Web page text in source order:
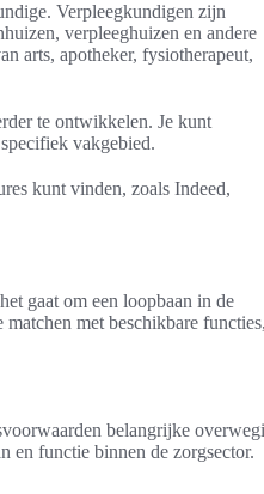
Verpleegkundigen zijn
verpleeghuizen en andere
arts, apotheker, fysiotherapeut,
te ontwikkelen. Je kunt
vakgebied.
kunt vinden, zoals Indeed,
gaat om een loopbaan in de
matchen met beschikbare
belangrijke
en functie binnen de zorgsector.